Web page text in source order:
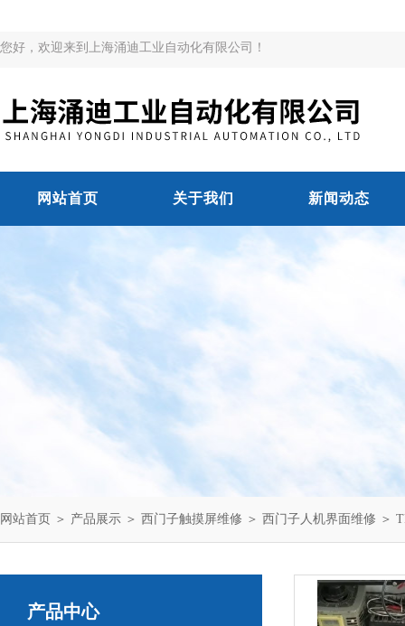
您好，欢迎来到上海涌迪工业自动化有限公司！
网站首页 关于我们 新闻动态
网站首页 ＞ 产品展示 ＞ 西门子触摸屏维修 ＞ 西门子人机界面维修 ＞
产品中心